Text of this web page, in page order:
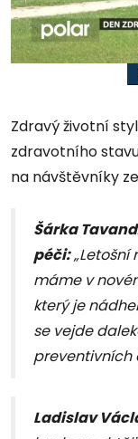
Zdravý životní
zdravotního
na návštěvníky
Šárka
péči:„Letošní
máme v
který je
se vejde
preventivních
Ladislav